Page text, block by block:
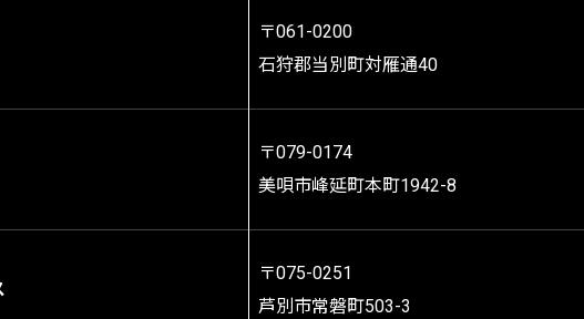
〒061-0200
石狩郡当別町対雁通40
〒079-0174
美唄市峰延町本町1942-8
〒075-0251
芦別市常磐町503-3